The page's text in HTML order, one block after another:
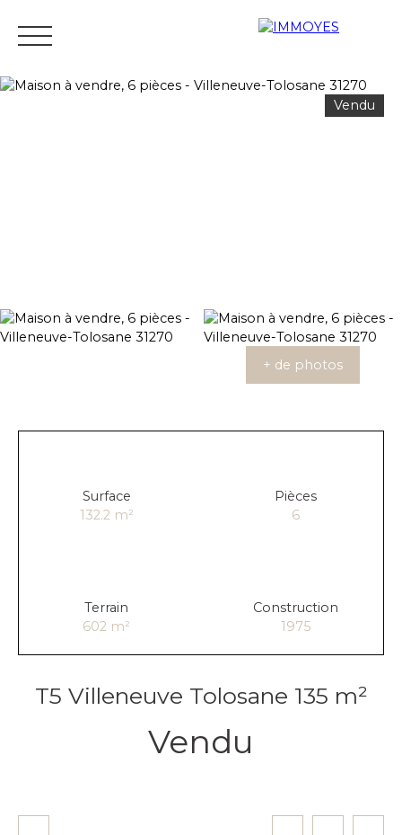
Vendu
+ de photos
Surface
132.2 m²
Pièces
6
Terrain
602 m²
Construction
1975
T5 Villeneuve Tolosane 135 m²
Vendu